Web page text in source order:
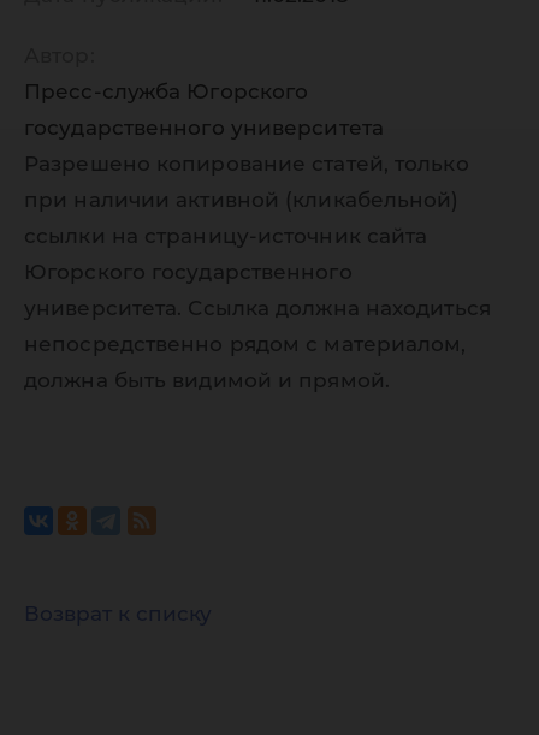
Пресс-служба Югорского
государственного университета
Разрешено копирование статей, только
при наличии активной (кликабельной)
ссылки на страницу-источник сайта
Югорского государственного
университета. Ссылка должна находиться
непосредственно рядом с материалом,
должна быть видимой и прямой.
Возврат к списку